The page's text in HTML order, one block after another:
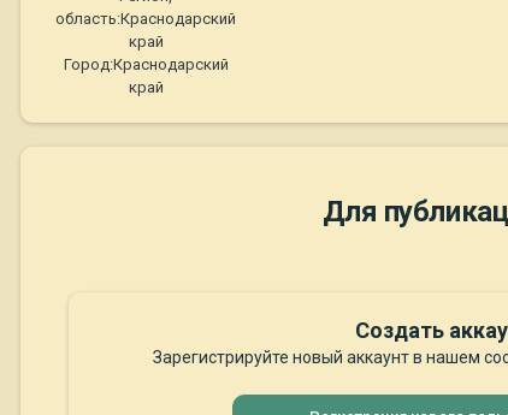
область:Краснодарский
край
Город:Краснодарский
край
Для
Создать
Зарегистрируйте новый аккаунт в нашем